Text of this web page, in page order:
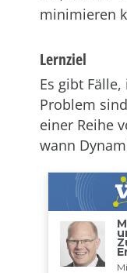
minimieren
Lernziel
Es gibt
Problem
einer Reihe
wann